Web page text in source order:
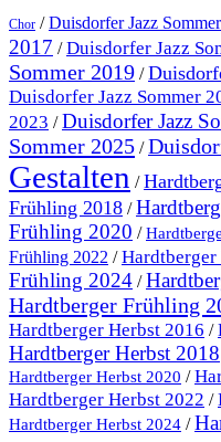
Chor /Duisdorfer Jazz
2017 /Duisdorfer Jazz
Sommer 2019 /
Duisdorfer Jazz Sommer
2023 /Duisdorfer Jazz
Sommer 2025 /
Gestalten /
Frühling 2018 /
Frühling 2020 /
Frühling 2022 /
Frühling 2024 /
Hardtberger Frühling
Hardtberger Herbst 2016 /
Hardtberger Herbst 2018
Hardtberger Herbst 2020 /
Hardtberger Herbst 2022 /
Hardtberger Herbst 2024 /